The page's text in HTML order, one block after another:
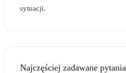
sytuacji.
Najczęściej zadawane pytania